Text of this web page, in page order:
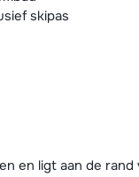
skipas
en ligt aan de rand